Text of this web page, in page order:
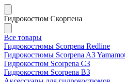
Гидрокостюм Скорпена
Все товары
Гидрокостюмы Scorpena Redline
Гидрокостюмы Scorpena A3
Гидрокостюм Scorpena C3
Гидрокостюм Scorpena B3